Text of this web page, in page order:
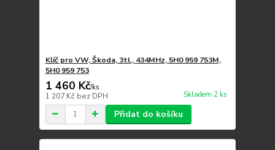
Klíč pro VW, Škoda, 3tl., 434MHz, 5H0 959 753M,
5H0 959 753
1 460 Kč/ks
1 207 Kč bez DPH Skladem 2 ks
Přidat do košíku